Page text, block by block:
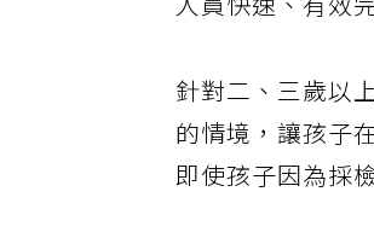
人員快速、有效
針對二、三歲以
的情境，讓孩子
即使孩子因為採